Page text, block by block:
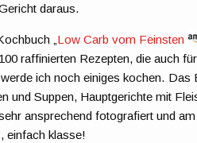
daraus.
„ Low Carb vom Feinsten
raffinierten Rezepten, die auch
ich noch einiges kochen. Das
und Suppen, Hauptgerichte mit
ansprechend fotografiert und
einfach klasse!